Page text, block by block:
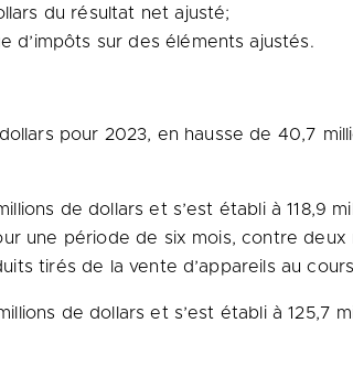
du résultat net ajusté;
d’impôts sur des éléments ajustés.
pour 2023, en hausse de 40,7
de dollars et s’est établi à 118,9
une période de six mois, contre
tirés de la vente d’appareils au
de dollars et s’est établi à 125,7